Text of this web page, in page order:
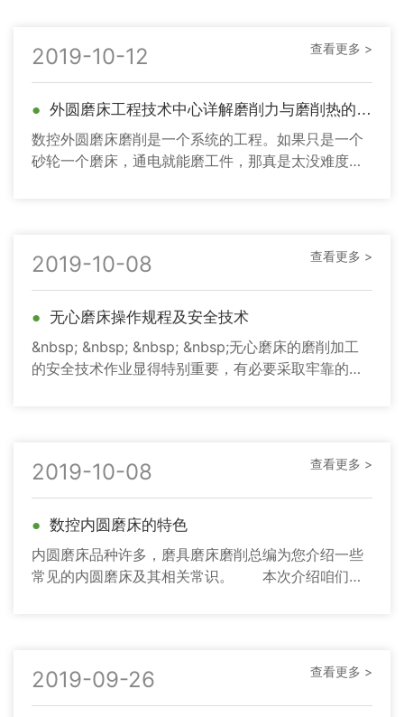
2019-10-12 查看更多 >
● 外圆磨床工程技术中心详解磨削力与磨削热的技术方案
数控外圆磨床磨削是一个系统的工程。如果只是一个
砂轮一个磨床，通电就能磨工件，那真是太没难度
2019-10-08 查看更多 >
● 无心磨床操作规程及安全技术
&nbsp; &nbsp; &nbsp; &nbsp;无心磨床的磨削加工
的安全技术作业显得特别重要，有必要采取牢靠的安
2019-10-08 查看更多 >
● 数控内圆磨床的特色
内圆磨床品种许多，磨具磨床磨削总编为您介绍一些
常见的内圆磨床及其相关常识。 本次介绍咱们为
2019-09-26 查看更多 >